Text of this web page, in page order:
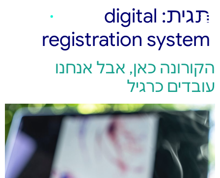
תגית: digital
registration system
הקורונה כאן, אבל אנחנו
עובדים כרגיל